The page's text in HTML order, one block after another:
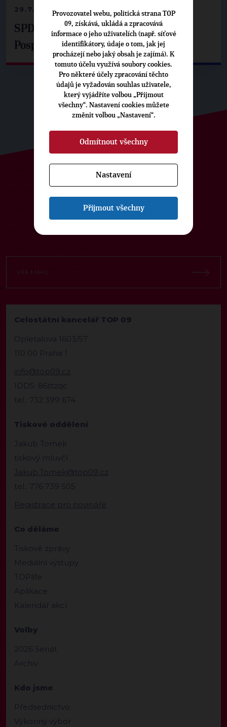
29.7.2026
SPD už není ve zprávě o extremismu.
Pospíšil: Je tu pachuť
ODEBÍREJTE NÁŠ TOPOVÝ
NEWSLETTER
Celostátní kancelář TOP 09
Opletalova 1603/57
110 00 Praha 1
info@top09.cz
IDDS: 86ttzqc
tel.: 732 399 674
Tiskové oddělení
Jakub Tomek
tiskový mluvčí
Jakub.Tomek@top09.cz
tel.: 776 739 505
Registrace pro novináře
Co děláme
Tiskové zprávy
Mediální výstupy
TOPlife
Aplikace
Kalendář akcí
Volby
2026 Senát
Archiv
Kdo jsme
Předsednictvo
Výkonný výbor
Provozovatel webu, politická strana TOP
09, získává, ukládá a zpracovává
informace o jeho uživatelích (např. síťové
identifikátory, údaje o tom, jak jej
procházejí nebo jaký obsah je zajímá). K
tomuto účelu využívá soubory cookies.
Pro některé účely zpracování těchto
údajů je vyžadován souhlas uživatele,
který vyjádříte volbou „Přijmout
všechny“. Nastavení cookies můžete
změnit volbou „Nastavení“.
Odmítnout všechny
Nastavení
Přijmout všechny